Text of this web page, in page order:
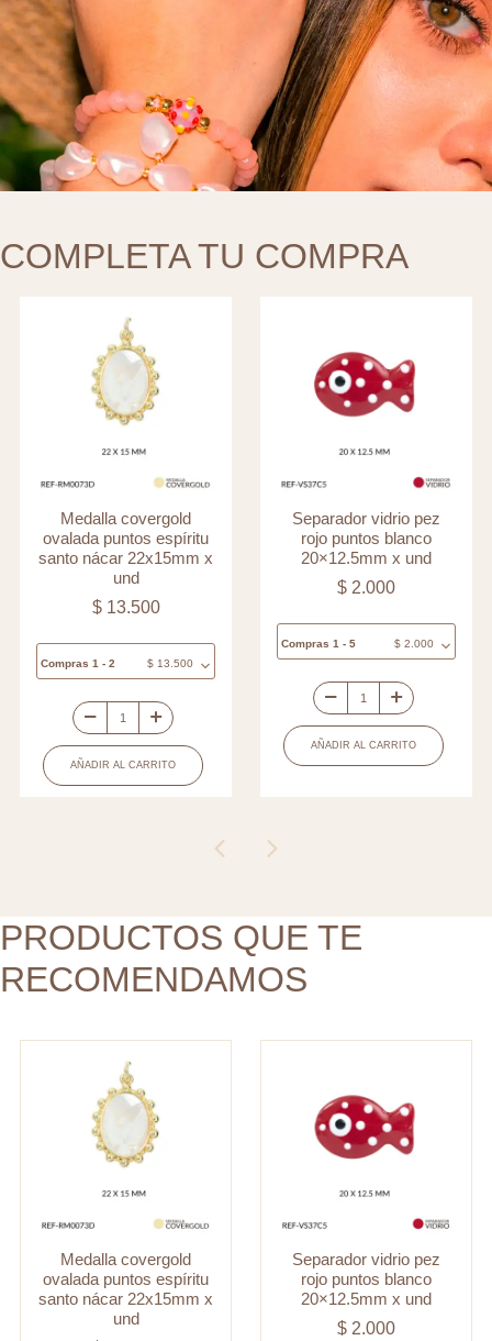
COMPLETA TU COMPRA
Medalla covergold
ovalada puntos espíritu
santo nácar 22x15mm x
und
$13.500
Compras 1 - 2 $13.500
Medalla
covergold
ovalada
22x15mm
x
und
AÑADIR AL CARRITO
Separador vidrio pez
rojo puntos blanco
20×12.5mm x und
$ 2.000
Compras 1 - 5 $2.000
Separador
vidrio
pez
und
AÑADIR AL CARRITO
PRODUCTOS QUE TE
RECOMENDAMOS
Medalla covergold
ovalada puntos espíritu
santo nácar 22x15mm x
und
Separador vidrio pez
rojo puntos blanco
20×12.5mm x und
$ 2.000